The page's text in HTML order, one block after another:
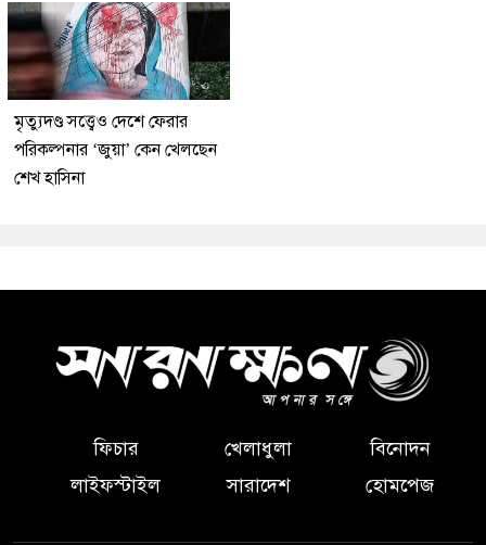
মৃত্যুদণ্ড সত্ত্বেও দেশে ফেরার
পরিকল্পনার ‘জুয়া’ কেন খেলছেন
শেখ হাসিনা
ফিচার খেলাধুলা
বিনোদন
লাইফস্টাইল
সারাদেশ হোমপেজ